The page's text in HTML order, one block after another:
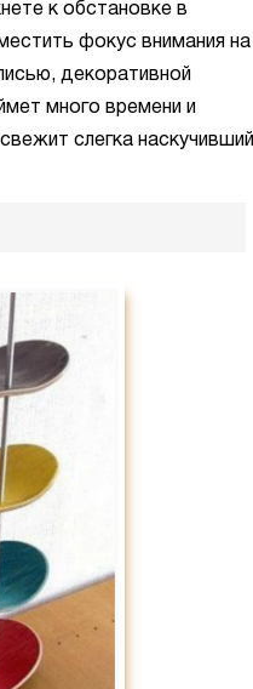
к обстановке в
фокус внимания на
декоративной
много времени и
слегка наскучивший